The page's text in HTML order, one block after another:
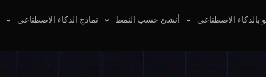
بالذكاء الاصطناعي أنشئ حسب النمط نماذج الذكاء الاصطناعي